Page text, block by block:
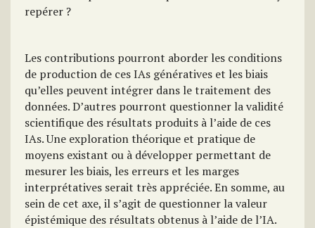
repérer ?
Les contributions pourront aborder les conditions
de production de ces IAs génératives et les biais
qu’elles peuvent intégrer dans le traitement des
données. D’autres pourront questionner la validité
scientifique des résultats produits à l’aide de ces
IAs. Une exploration théorique et pratique de
moyens existant ou à développer permettant de
mesurer les biais, les erreurs et les marges
interprétatives serait très appréciée. En somme, au
sein de cet axe, il s’agit de questionner la valeur
épistémique des résultats obtenus à l’aide de l’IA.